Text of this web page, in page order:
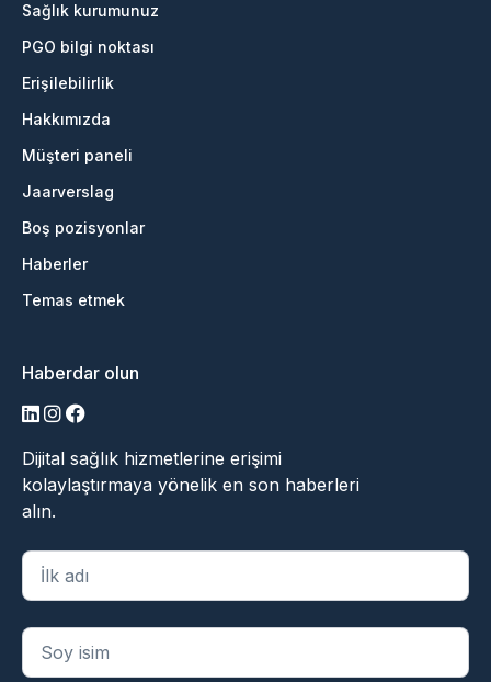
Sağlık kurumunuz
PGO bilgi noktası
Erişilebilirlik
Hakkımızda
Müşteri paneli
Jaarverslag
Boş pozisyonlar
Haberler
Temas etmek
Haberdar olun
LinkedIn
Instagram
Facebook
Dijital sağlık hizmetlerine erişimi
kolaylaştırmaya yönelik en son haberleri
alın.
"*" zorunlu alanları belirtir